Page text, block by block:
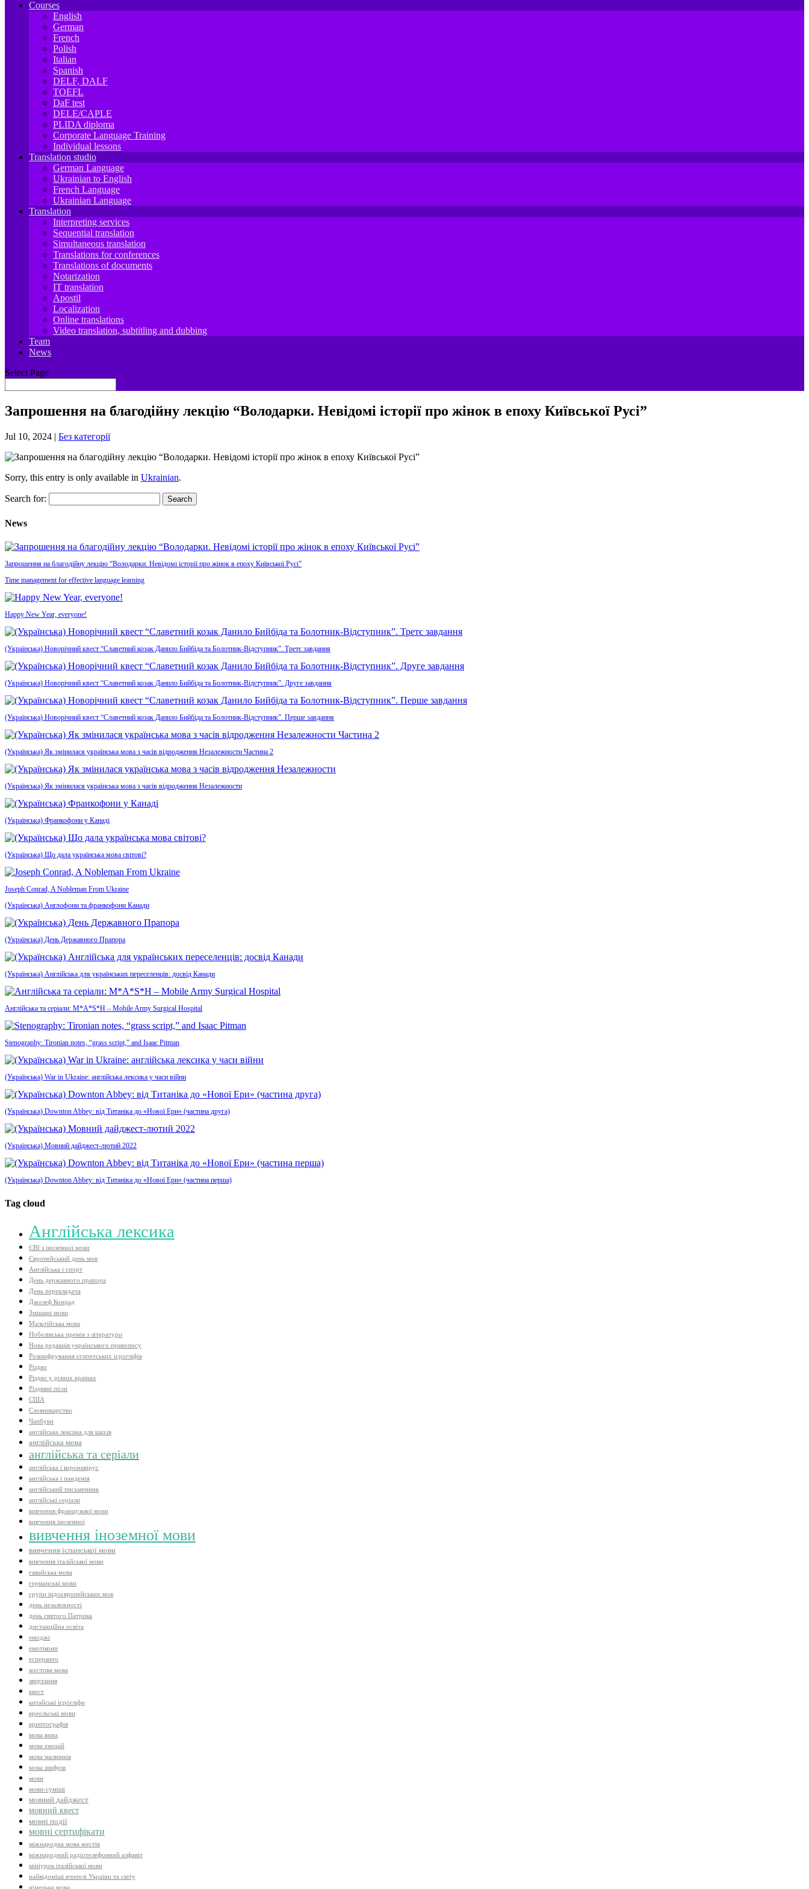
Courses
English
German
French
Polish
Italian
Spanish
DELF, DALF
TOEFL
DaF test
DELE/CAPLE
PLIDA diploma
Corporate Language Training
Individual lessons
Translation studio
German Language
Ukrainian to English
French Language
Ukrainian Language
Translation
Interpreting services
Sequential translation
Simultaneous translation
Translations for conferences
Translations of documents
Notarization
IT translation
Apostil
Localization
Online translations
Video translation, subtitling and dubbing
Team
News
Select Page
Запрошення на благодійну лекцію “Володарки. Невідомі історії про жінок в епоху Київської Русі”
Jul 10, 2024 | Без категорії
Sorry, this entry is only available in Ukrainian.
Search for:
News
Запрошення на благодійну лекцію “Володарки. Невідомі історії про жінок в епоху Київської Русі”
Time management for effective language learning
Happy New Year, everyone!
(Українська) Новорічний квест “Славетний козак Данило Бийбіда та Болотник-Відступник”. Третє завдання
(Українська) Новорічний квест “Славетний козак Данило Бийбіда та Болотник-Відступник”. Друге завдання
(Українська) Новорічний квест “Славетний козак Данило Бийбіда та Болотник-Відступник”. Перше завдання
(Українська) Як змінилася українська мова з часів відродження Незалежности Частина 2
(Українська) Як змінилася українська мова з часів відродження Незалежности
(Українська) Франкофони у Канаді
(Українська) Що дала українська мова світові?
Joseph Conrad, A Nobleman From Ukraine
(Українська) Англофони та франкофони Канади
(Українська) День Державного Прапора
(Українська) Англійська для українських переселенців: досвід Канади
Англійська та серіали: M*A*S*H – Mobile Army Surgical Hospital
Stenography: Tironian notes, “grass script,” and Isaac Pitman
(Українська) War in Ukraine: англійська лексика у часи війни
(Українська) Downton Abbey: від Титаніка до «Нової Ери» (частина друга)
(Українська) Мовний дайджест-лютий 2022
(Українська) Downton Abbey: від Титаніка до «Нової Ери» (частина перша)
Tag cloud
Aнглійська лексика
ЄВІ з іноземної мови
Європейський день мов
Англійська і спорт
День державного прапора
День перекладача
Джозеф Конрад
Змішані мови
Мальтійська мова
Нобелівська премія з літератури
Нова редакція українського правопису
Розшифрування єгипетських ієрогліфів
Різдво
Різдво у різних країнах
Різдвяні пісні
США
Словникарство
Чапбуки
англійська лексика для шахів
англійська мова
англійська та серіали
англійська і коронавірус
англійська і пандемія
англійський письменник
англійські серіали
вивчення французької мови
вивчення іноземної
вивчення іноземної мови
вивчення іспанської мови
вивчення італійської мови
гавайська мова
германські мови
групи індоєвропейських мов
день незалежності
день святого Патрика
дистанційна освіта
емоджі
емотікони
есперанто
жестова мова
звертання
квест
китайські ієрогліфи
креольські мови
криптографія
мова вина
мова емоцій
мова малюнків
мова шифрів
мови
мови-суміші
мовний дайджест
мовний квест
мовні події
мовні сертифікати
міжнародна мова жестів
міжнародний радіотелефонний алфавіт
мініурок італійської мови
найвідоміші вчителі України та світу
німецька мова